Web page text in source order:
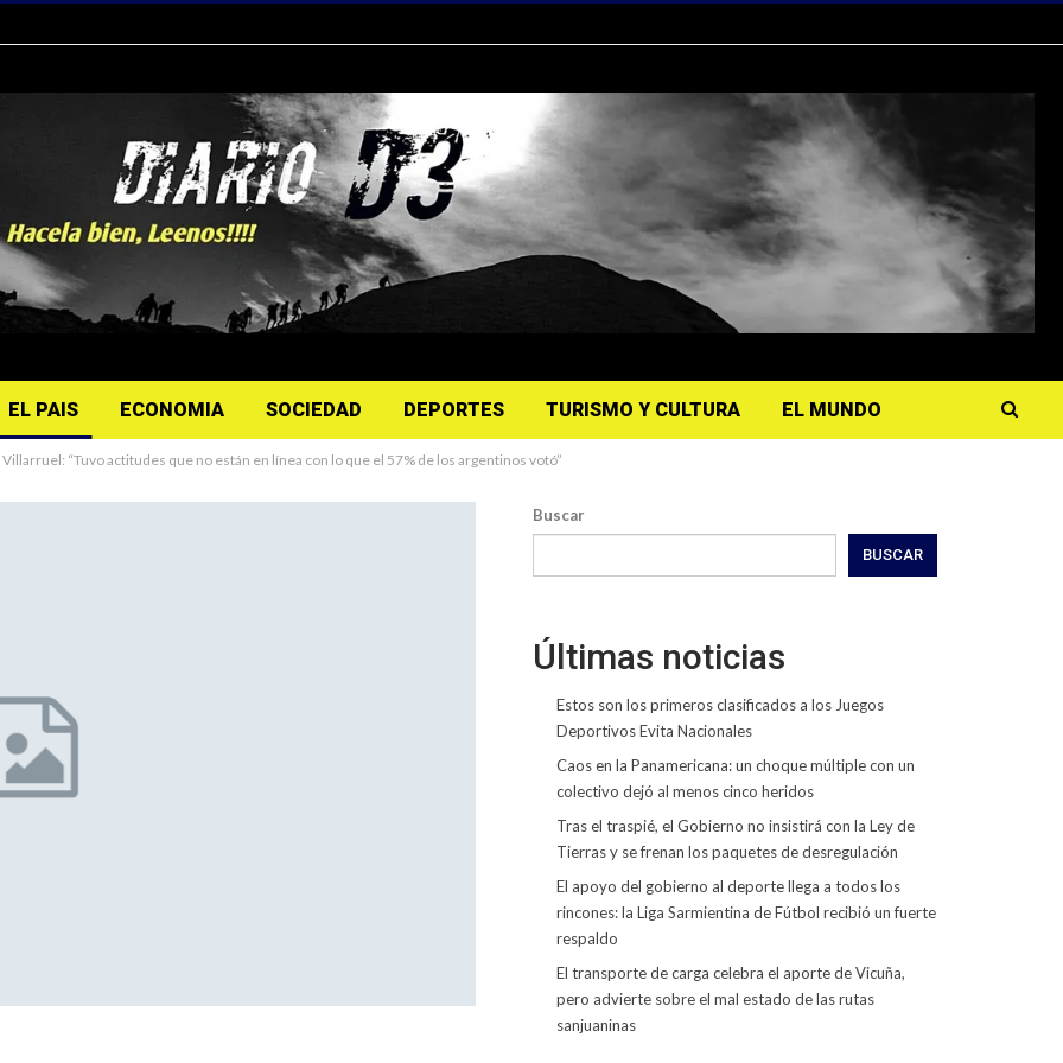
EL PAIS ECONOMIA SOCIEDAD DEPORTES TURISMO Y CULTURA EL MUNDO
“Tuvo actitudes que no están en línea con lo que el 57% de los argentinos votó”
Buscar
BUSCAR
Últimas noticias
Estos son los primeros clasificados a los Juegos
Deportivos Evita Nacionales
Caos en la Panamericana: un choque múltiple con un
colectivo dejó al menos cinco heridos
Tras el traspié, el Gobierno no insistirá con la Ley de
Tierras y se frenan los paquetes de desregulación
El apoyo del gobierno al deporte llega a todos los
rincones: la Liga Sarmientina de Fútbol recibió un fuerte
respaldo
El transporte de carga celebra el aporte de Vicuña,
pero advierte sobre el mal estado de las rutas
sanjuaninas